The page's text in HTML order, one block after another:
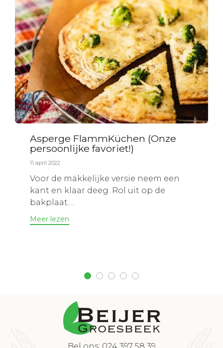
Asperge FlammKüchen (Onze
persoonlijke favoriet!)
11 april 2022
Voor de makkelijke versie neem een
kant en klaar deeg. Rol uit op de
bakplaat....
Meer lezen
Bel ons: 024 397 58 39